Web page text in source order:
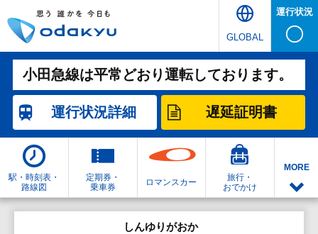
GLOBAL
運行状況
小田急線は平常どおり運転しております。
運行状況詳細 遅延証明書
駅・時刻表・
路線図
定期券・
乗車券
ロマンスカー
旅行・
おでかけ
MORE
しんゆりがおか